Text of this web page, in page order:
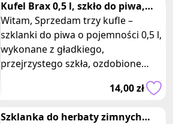
Kufel Brax 0,5 l, szkło do piwa,
pokal, szklanka
Witam, Sprzedam trzy kufle –
szklanki do piwa o pojemności 0,5 l,
wykonane z gładkiego,
przejrzystego szkła, ozdobione
kolorową aplikacją browaru BraX.
14,00 zł
Szklanka do herbaty zimnych